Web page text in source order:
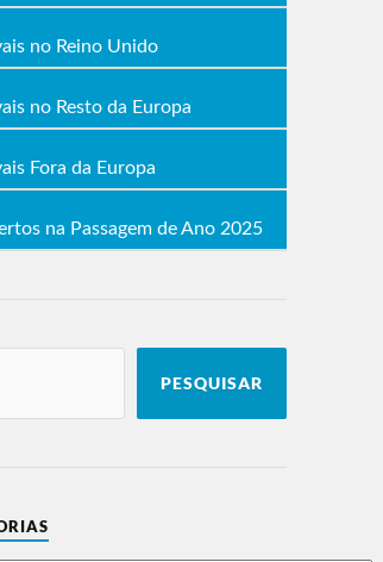
no Reino Unido
no Resto da Europa
Fora da Europa
na Passagem de Ano 2025
PESQUISAR